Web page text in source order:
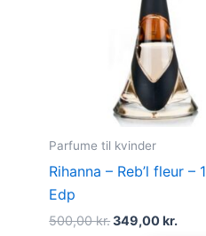
Parfume til kvinder
Rihanna – Reb’l fleur –
Edp
500,00kr.349,00kr.